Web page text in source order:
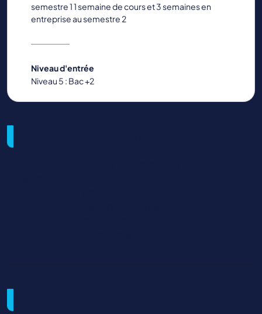
semestre 1 1 semaine de cours et 3 semaines en
entreprise au semestre 2
Niveau d'entrée
Niveau 5 : Bac +2